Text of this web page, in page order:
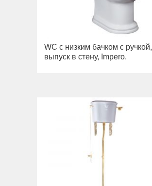
WC с низким бачком с ручкой,
выпуск в стену, Impero.